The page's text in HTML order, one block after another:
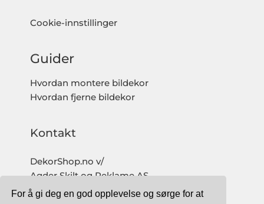
For å gi deg en god opplevelse og sørge for at
Cookie-innstillinger
Guider
Hvordan montere bildekor
Hvordan fjerne bildekor
Kontakt
DekorShop.no v/
Agder Skilt og Reklame AS
Org. nr: 997 633 016 MVA